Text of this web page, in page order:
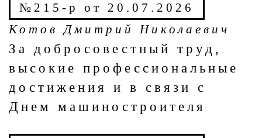
№215-р от 20.07.2026
Котов Дмитрий Николаевич
За добросовестный труд,
высокие профессиональные
достижения и в связи с
Днем машиностроителя